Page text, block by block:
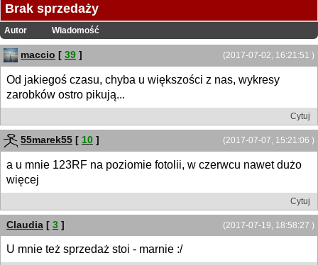
Brak sprzedaży
Autor Wiadomość
(2017-07-02, 16:21:51 )
maccio [ 39 ]
Od jakiegoś czasu, chyba u większości z nas, wykresy
zarobków ostro pikują...
Cytuj
(2017-07-07, 15:21:06 )
55marek55 [ 10 ]
a u mnie 123RF na poziomie fotolii, w czerwcu nawet dużo
więcej
Cytuj
(2017-07-19, 18:58:27 )
Claudia [ 3 ]
U mnie też sprzedaż stoi - marnie :/